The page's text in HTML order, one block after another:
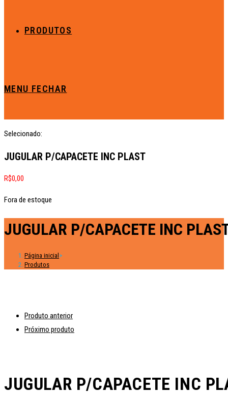
PRODUTOS
MENU FECHAR
Selecionado:
JUGULAR P/CAPACETE INC PLAST
R$0,00
Fora de estoque
JUGULAR P/CAPACETE INC
Página inicial >
Produtos
Produto anterior
Próximo produto
JUGULAR P/CAPACETE INC